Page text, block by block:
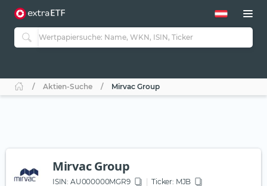
Aktien-Suche Mirvac Group
Mirvac Group
ISIN: AU000000MGR9 Ticker: MJB